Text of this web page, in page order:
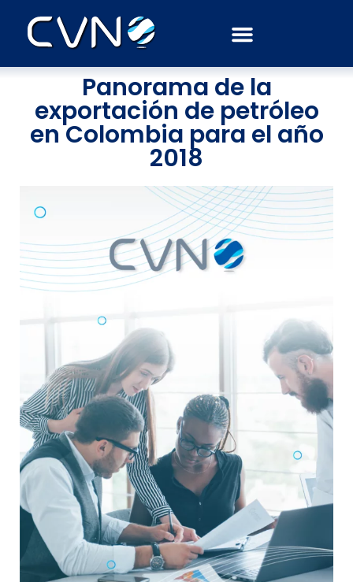
Junio 27, 2018
Panorama de la
exportación de petróleo
en Colombia para el año
2018